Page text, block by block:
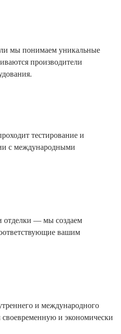
мы понимаем уникальные
производители
тестирование и
с международными
отделки — мы создаем
вашим
и международного
и экономически